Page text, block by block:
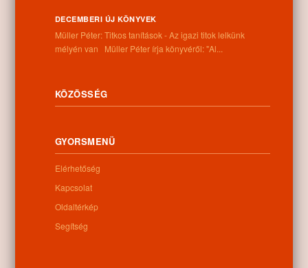
4262 Nyíracsád, Kassai u. 4.
Telefon:
+36 52 206 031
Kedd: 9:00-12:00 13:00-16:30
Szerda: 9:00-12:00 13:00-16:30
Szombat: 9:00-12:00
Hírlevél
DECEMBERI ÚJ KÖNYVEK
Müller Péter: Titkos tanítások - Az igazi titok lelkünk
mélyén van Müller Péter írja könyvéről: "Al...
KÖZÖSSÉG
GYORSMENÜ
Elérhetőség
Kapcsolat
Oldaltérkép
Segítség